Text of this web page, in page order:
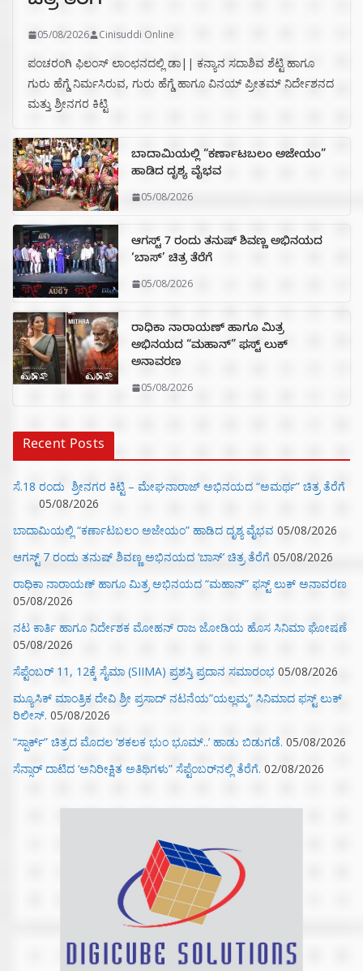
05/08/2026 Cinisuddi Online
ಪಂಚರಂಗಿ ಫಿಲಂಸ್ ಲಾಂಛನದಲ್ಲಿ ಡಾ|| ಕನ್ಯಾನ ಸದಾಶಿವ ಶೆಟ್ಟಿ ಹಾಗೂ
ಗುರು ಹೆಗ್ಡೆ ನಿರ್ಮಸಿರುವ, ಗುರು ಹೆಗ್ಡೆ ಹಾಗೂ ವಿನಯ್ ಪ್ರೀತಮ್ ನಿರ್ದೇಶನದ
ಮತ್ತು ಶ್ರೀನಗರ ಕಿಟ್ಟಿ
ಬಾದಾಮಿಯಲ್ಲಿ “ಕರ್ಣಾಟಬಲಂ ಅಜೇಯಂ”
ಹಾಡಿದ ದೃಶ್ಯ ವೈಭವ
05/08/2026
ಆಗಸ್ಟ್ 7 ರಂದು ತನುಷ್ ಶಿವಣ್ಣ ಅಭಿನಯದ
‘ಬಾಸ್’ ಚಿತ್ರ ತೆರೆಗೆ
05/08/2026
ರಾಧಿಕಾ ನಾರಾಯಣ್ ಹಾಗೂ ಮಿತ್ರ
ಅಭಿನಯದ “ಮಹಾನ್” ಫಸ್ಟ್ ಲುಕ್
ಅನಾವರಣ
05/08/2026
Recent Posts
ಸೆ.18 ರಂದು ಶ್ರೀನಗರ ಕಿಟ್ಟಿ – ಮೇಘನಾರಾಜ್ ಅಭಿನಯದ “ಅಮರ್ಥ” ಚಿತ್ರ ತೆರೆಗೆ
05/08/2026
ಬಾದಾಮಿಯಲ್ಲಿ “ಕರ್ಣಾಟಬಲಂ ಅಜೇಯಂ” ಹಾಡಿದ ದೃಶ್ಯ ವೈಭವ 05/08/2026
ಆಗಸ್ಟ್ 7 ರಂದು ತನುಷ್ ಶಿವಣ್ಣ ಅಭಿನಯದ ‘ಬಾಸ್’ ಚಿತ್ರ ತೆರೆಗೆ 05/08/2026
ರಾಧಿಕಾ ನಾರಾಯಣ್ ಹಾಗೂ ಮಿತ್ರ ಅಭಿನಯದ “ಮಹಾನ್” ಫಸ್ಟ್ ಲುಕ್ ಅನಾವರಣ
05/08/2026
ನಟ ಕಾರ್ತಿ ಹಾಗೂ ನಿರ್ದೇಶಕ ಮೋಹನ್ ರಾಜ ಜೋಡಿಯ ಹೊಸ ಸಿನಿಮಾ ಘೋಷಣೆ
05/08/2026
ಸೆಪ್ಟೆಂಬರ್ 11, 12ಕ್ಕೆ ಸೈಮಾ (SIIMA) ಪ್ರಶಸ್ತಿ ಪ್ರದಾನ ಸಮಾರಂಭ 05/08/2026
ಮ್ಯೂಸಿಕ್‌ ಮಾಂತ್ರಿಕ ದೇವಿ ಶ್ರೀ ಪ್ರಸಾದ್ ನಟನೆಯ”ಯಲ್ಲಮ್ಮ” ಸಿನಿಮಾದ ಫಸ್ಟ್‌ ಲುಕ್‌
ರಿಲೀಸ್. 05/08/2026
“ಸ್ಪಾರ್ಕ್” ಚಿತ್ರದ ಮೊದಲ‌ ‘ಶಕಲಕ ಭುಂ‌ ಭೂಮ್..’ ಹಾಡು ಬಿಡುಗಡೆ. 05/08/2026
ಸೆನ್ಸಾರ್ ದಾಟಿದ ‘ಅನಿರೀಕ್ಷಿತ ಅತಿಥಿಗಳು” ಸೆಪ್ಟೆಂಬರ್‌ನಲ್ಲಿ ತೆರೆಗೆ. 02/08/2026